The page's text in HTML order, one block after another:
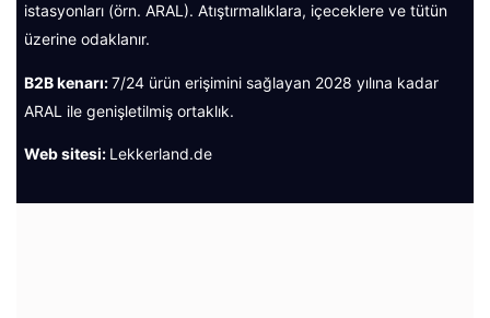
istasyonları (örn. ARAL). Atıştırmalıklara, içeceklere ve tütün
üzerine odaklanır.
B2B kenarı:7/24 ürün erişimini sağlayan 2028 yılına kadar
ARAL ile genişletilmiş ortaklık.
Web sitesi: Lekkerland.de